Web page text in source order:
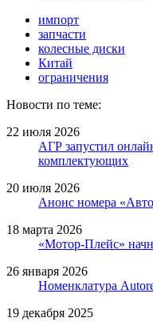
импорт
запчасти
колесные диски
Китай
ограничения
Новости по теме:
22 июля 2026
АГР запустил
комплектующих
20 июля 2026
Анонс номера
18 марта 2026
«Мотор-Плейс»
26 января 2026
Номенклатура
19 декабря 2025